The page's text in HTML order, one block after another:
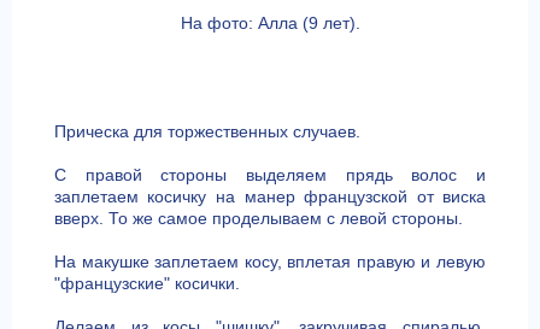
На фото: Алла (9 лет).
Прическа для торжественных случаев.
С правой стороны выделяем прядь волос и
заплетаем косичку на манер французской от виска
вверх. То же самое проделываем с левой стороны.
На макушке заплетаем косу, вплетая правую и левую
"французские" косички.